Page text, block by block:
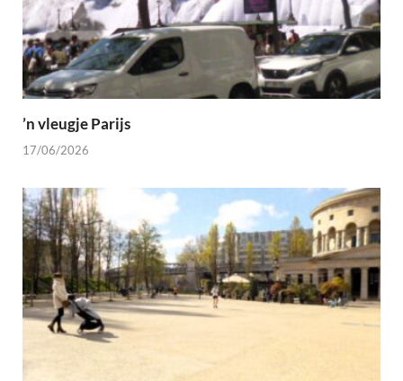
’n vleugje Parijs
17/06/2026